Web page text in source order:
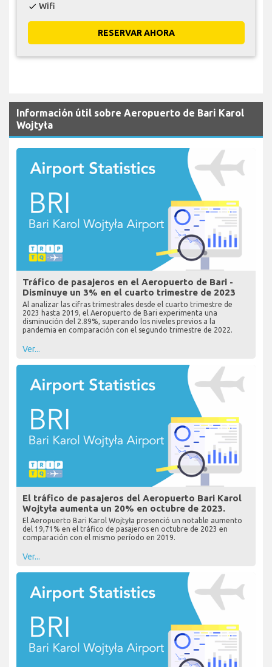
check Wifi
RESERVAR AHORA
Información útil sobre Aeropuerto de Bari Karol
Wojtyła
Tráfico de pasajeros en el Aeropuerto de Bari -
Disminuye un 3% en el cuarto trimestre de 2023
Al analizar las cifras trimestrales desde el cuarto trimestre de
2023 hasta 2019, el Aeropuerto de Bari experimenta una
disminución del 2.89%, superando los niveles previos a la
pandemia en comparación con el segundo trimestre de 2022.
Ver...
El tráfico de pasajeros del Aeropuerto Bari Karol
Wojtyła aumenta un 20% en octubre de 2023.
El Aeropuerto Bari Karol Wojtyła presenció un notable aumento
del 19,71% en el tráfico de pasajeros en octubre de 2023 en
comparación con el mismo período en 2019.
Ver...